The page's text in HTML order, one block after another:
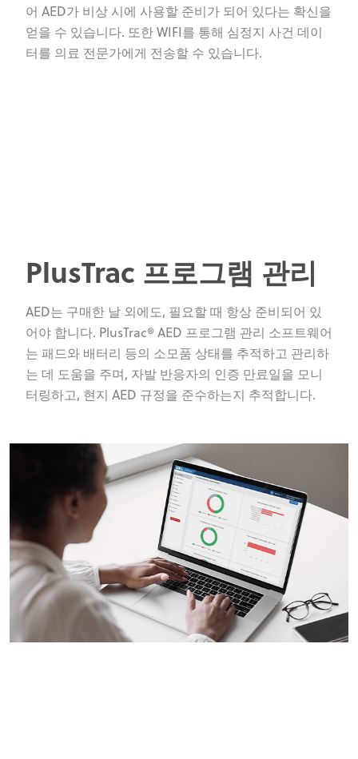
어 AED가 비상 시에 사용할 준비가 되어 있다는 확신을
얻을 수 있습니다. 또한 WIFI를 통해 심정지 사건 데이
터를 의료 전문가에게 전송할 수 있습니다.
PlusTrac 프로그램 관리
AED는 구매한 날 외에도, 필요할 때 항상 준비되어 있
어야 합니다. PlusTrac® AED 프로그램 관리 소프트웨어
는 패드와 배터리 등의 소모품 상태를 추적하고 관리하
는 데 도움을 주며, 자발 반응자의 인증 만료일을 모니
터링하고, 현지 AED 규정을 준수하는지 추적합니다.